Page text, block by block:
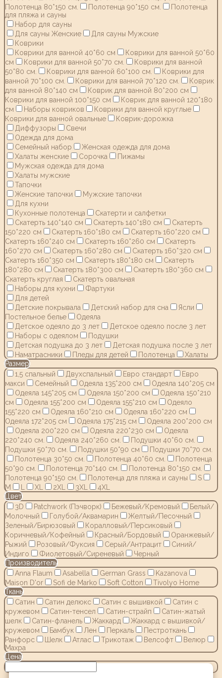
Полотенца 80*150 см.
Полотенца 90*150 см.
Полотенца
для пляжа и сауны
Набор для сауны
Для сауны Женские
Для сауны Мужские
Коврики
Коврики для ванной 40*60 см
Коврики для ванной 50*60
см
Коврики для ванной 50*70 см.
Коврики для ванной
50*80 см.
Коврики для ванной 60*100 см.
Коврики для
ванной 70*100 см.
Коврики для ванной 70*120 см.
Коврик
для ванной 80*140 см
Коврик для ванной 80*200 см
Коврики для ванной 100*150 см
Коврик для ванной 120*180
см
Наборы ковриков
Коврики для ванной круглые
Коврики для ванной овальные
Коврик-дорожка
Диффузоры
Свечи
Одежда для дома
Семейный набор
Женская одежда для дома
Халаты женские
Сорочка
Пижамы
Мужская одежда для дома
Халаты мужские
Тапочки
Женские тапочки
Мужские тапочки
Для кухни
Кухонные полотенца
Скатерти и салфетки
Скатерть 140*140 см
Скатерть 140*180 см
Скатерть
150*220 см
Скатерть 160*180 см
Скатерть 160*220 см
Скатерть 160*240 см
Скатерть 160*260 см
Скатерть
160*270 см
Скатерть 160*280 см
Скатерть 160*320 см
Скатерть 160*350 см
Скатерть 180*180 см
Скатерть
180*280 см
Скатерть 180*300 см
Скатерть 180*360 см
Скатерть круглая
Скатерть овальная
Наборы для кухни
Фартуки
Для детей
Детские покрывала
Детский набор для сна
Ясли
Постельное белье
Одеяла
Детское одеяло до 3 лет
Детское одеяло после 3 лет
Наборы с одеялом
Подушки
Детская подушка до 3 лет
Детская подушка после 3 лет
Наматрасники
Пледы для детей Полотенца
Халаты
Размер
1,5 спальный
Двухспальный Евро стандарт
Евро
макси
Семейный Одеяла 135*200 см
Одеяла 140*205 см
Одеяла 145*205 см
Одеяла 150*200 см
Одеяла 150*210
см
Одеяла 155*200 см Одеяла 155*210 см
Одеяло
155*220 см
Одеяла 160*210 см
Одеяла 160*220 см
Одеяла 172*205 см
Одеяла 175*215 см
Одеяла 200*200 см
Одеяла 200*220 см
Одеяла 220*230 см
Одеяла
220*240 см.
Одеяла 240*260 см.
Подушки 40*60 см.
Подушки 50*70 см.
Подушки 50*90 см
Подушки 70*70 см.
Полотенца 30*50 см.
Полотенца 40*60 см.
Полотенца
50*90 см.
Полотенца 70*140 см.
Полотенца 80*150 см.
Полотенца 90*150 см.
Полотенца для пляжа и сауны
S
M
XL 2XL 3XL
4XL
Цвет
3D
Patchwork (Пэчворк) Бежевый/Кремовый
Белый/
Молочный
Голубой/Аквамарин
Желтый/Песочный
Зеленый/Бирюзовый
Коралловый/Персиковый
Коричневый/Кофейный
Красный/Бордовый
Оранжевый/
Рыжий
Розовый/Фуксия Серый/Антрацит
Синий/
Индиго
Фиолетовый/Сиреневый
Черный
Производитель
Anna Flaum
Asabella German Grass
Kazanov.a
Maison D'or
Sofi de Marko Soft Cotton
Tivolyo Home
Ткань
Сатин
Сатин делюкс Сатин с вышивкой
Сатин с
кружевом
Сатин-тенсел Сатин-страйп
Сатин-жатый
шелк
Сатин-фланель Жаккард
Жаккард с вышивкой/
кружевом
Бамбук Лен Перкаль
Пестроткань
Ранфорс
Шелк Атлас Трикотаж Велсофт
Велюр
Махра
Цена